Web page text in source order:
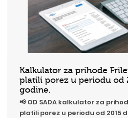
Kalkulator za prihode
platili porez u periodu od
godine.
📢 OD SADA kalkulator za
platili porez u periodu od 2015